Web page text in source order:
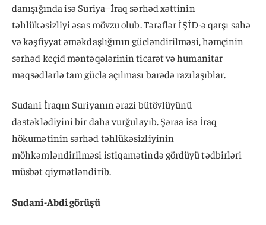
danışığında isə Suriya–İraq sərhəd xəttinin
təhlükəsizliyi əsas mövzu olub. Tərəflər İŞİD-ə qarşı sahə
və kəşfiyyat əməkdaşlığının gücləndirilməsi, həmçinin
sərhəd keçid məntəqələrinin ticarət və humanitar
məqsədlərlə tam güclə açılması barədə razılaşıblar.
Sudani İraqın Suriyanın ərazi bütövlüyünü
dəstəklədiyini bir daha vurğulayıb. Şəraa isə İraq
hökumətinin sərhəd təhlükəsizliyinin
möhkəmləndirilməsi istiqamətində gördüyü tədbirləri
müsbət qiymətləndirib.
Sudani-Abdi görüşü